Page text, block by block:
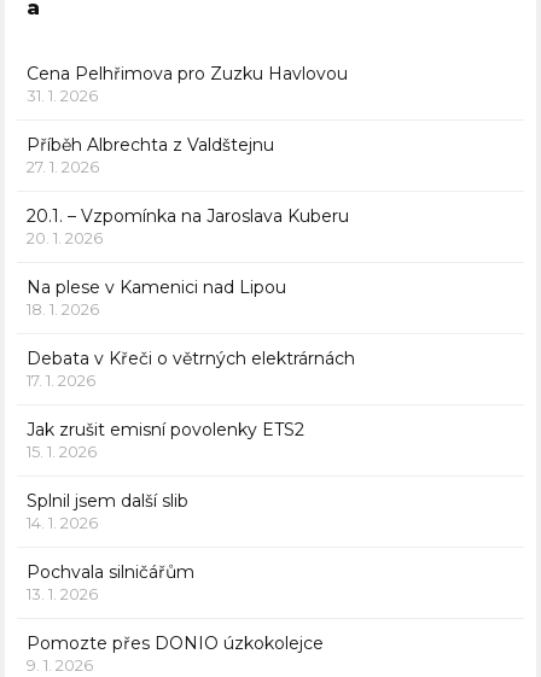
a
Cena Pelhřimova pro Zuzku Havlovou
31. 1. 2026
Příběh Albrechta z Valdštejnu
27. 1. 2026
20.1. – Vzpomínka na Jaroslava Kuberu
20. 1. 2026
Na plese v Kamenici nad Lipou
18. 1. 2026
Debata v Křeči o větrných elektrárnách
17. 1. 2026
Jak zrušit emisní povolenky ETS2
15. 1. 2026
Splnil jsem další slib
14. 1. 2026
Pochvala silničářům
13. 1. 2026
Pomozte přes DONIO úzkokolejce
9. 1. 2026